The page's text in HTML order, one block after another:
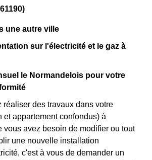
une autre ville
sur l'électricité et le gaz à
le Normandelois pour votre
réaliser des travaux dans votre
et appartement confondus) à
vous avez besoin de modifier ou tout
une nouvelle installation
c'est à vous de demander un